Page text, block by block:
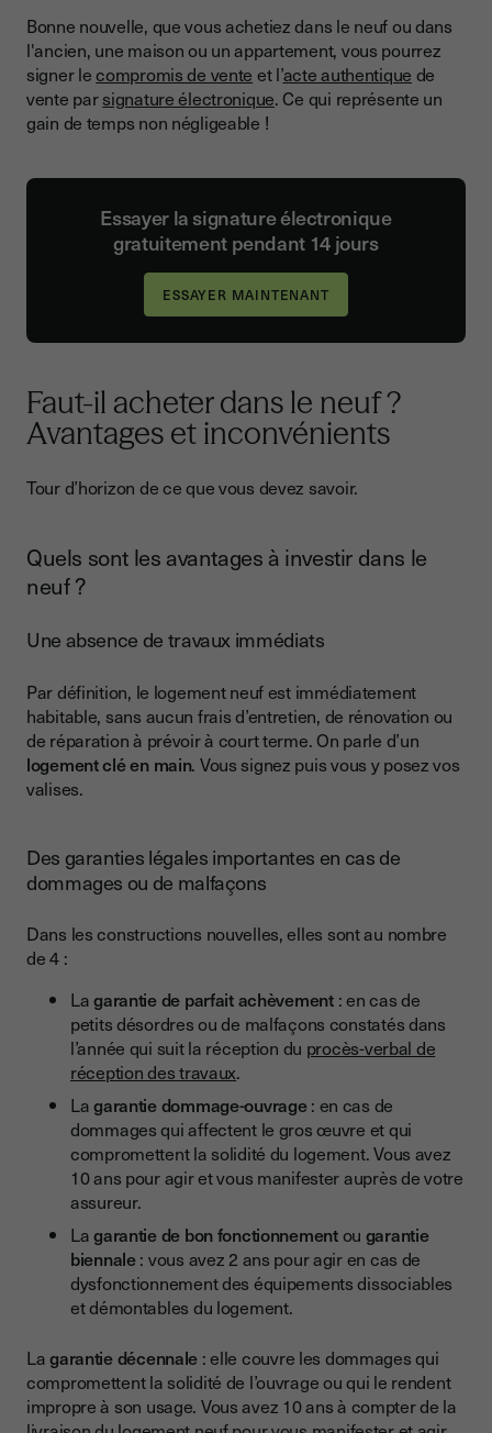
Travaux de rénovation et d’entretien importants
Absence de garanties légales
Achat neuf ou ancien, ce qu’il faut retenir
Bonne nouvelle, que vous achetiez dans le neuf ou dans
l'ancien, une maison ou un appartement, vous pourrez
signer lecompromis de vente et l’acte authentique de
vente parsignature électronique. Ce qui représente un
gain de temps non négligeable !
Essayer la signature électronique
gratuitement pendant 14 jours
Faut-il acheter dans le neuf ?
Avantages et inconvénients
Tour d’horizon de ce que vous devez savoir.
Quels sont les avantages à investir dans le
neuf ?
Une absence de travaux immédiats
Par définition, le logement neuf est immédiatement
habitable, sans aucun frais d’entretien, de rénovation ou
de réparation à prévoir à court terme. On parle d’un
logement clé en main. Vous signez puis vous y posez vos
valises.
Des garanties légales importantes en cas de
dommages ou de malfaçons
Dans les constructions nouvelles, elles sont au nombre
de 4 :
Lagarantie de parfait achèvement: en cas de
petits désordres ou de malfaçons constatés dans
l’année qui suit la réception du procès-verbal de
réception des travaux.
Lagarantie dommage-ouvrage: en cas de
dommages qui affectent le gros œuvre et qui
compromettent la solidité du logement. Vous avez
10 ans pour agir et vous manifester auprès de votre
assureur.
Lagarantie de bon fonctionnementou garantie
biennale: vous avez 2 ans pour agir en cas de
dysfonctionnement des équipements dissociables
et démontables du logement.
Lagarantie décennale : elle couvre les dommages qui
compromettent la solidité de l’ouvrage ou qui le rendent
impropre à son usage. Vous avez 10 ans à compter de la